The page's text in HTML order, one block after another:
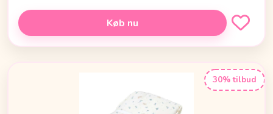
Køb nu
30% tilbud